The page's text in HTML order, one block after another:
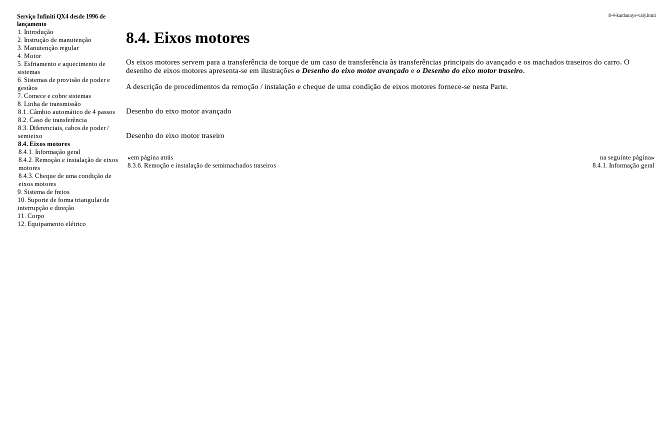
Serviço Infiniti QX4 desde 1996 de
lançamento
1. Introdução
2. Instrução de manutenção
3. Manutenção regular
4. Motor
5. Esfriamento e aquecimento de
sistemas
6. Sistemas de provisão de poder e
gestãos
7. Comece e cobre sistemas
8. Linha de transmissão
8.1. Câmbio automático de 4 passos
8.2. Caso de transferência
8.3. Diferenciais, cabos de poder /
semieixo
8.4. Eixos motores
8.4.1. Informação geral
8.4.2. Remoção e instalação de eixos
motores
8.4.3. Cheque de uma condição de
eixos motores
9. Sistema de freios
10. Suporte de forma triangular de
interrupção e direção
11. Corpo
12. Equipamento elétrico
8-4-kardannye-valy.html
8.4. Eixos motores
Os eixos motores servem para a transferência de torque de um caso de transferência às transferências principais do avançado e os machados traseiros do carro. O
desenho de eixos motores apresenta-se em ilustrações o Desenho do eixo motor avançado e o Desenho do eixo motor traseiro.
A descrição de procedimentos da remoção / instalação e cheque de uma condição de eixos motores fornece-se nesta Parte.
Desenho do eixo motor avançado
Desenho do eixo motor traseiro
«em página atrás
8.3.6. Remoção e instalação de semimachados traseiros
na seguinte página»
8.4.1. Informação geral